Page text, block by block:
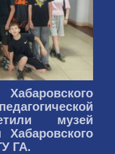
музей
Хабаровского
ГА.